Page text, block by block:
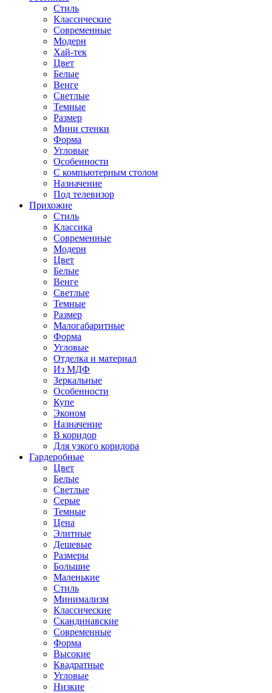
Стиль
Классические
Современные
Модерн
Хай-тек
Цвет
Белые
Венге
Светлые
Темные
Размер
Мини стенки
Форма
Угловые
Особенности
С компьютерным столом
Назначение
Под телевизор
Прихожие
Стиль
Классика
Современные
Модерн
Цвет
Белые
Венге
Светлые
Темные
Размер
Малогабаритные
Форма
Угловые
Отделка и материал
Из МДФ
Зеркальные
Особенности
Купе
Эконом
Назначение
В коридор
Для узкого коридора
Гардеробные
Цвет
Белые
Светлые
Серые
Темные
Цена
Элитные
Дешевые
Размеры
Большие
Маленькие
Стиль
Минимализм
Классические
Скандинавские
Современные
Форма
Высокие
Квадратные
Угловые
Низкие